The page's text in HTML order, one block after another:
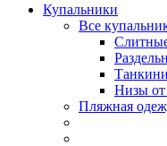
Купальники
Все
Танкини
Низы от
Пляжная